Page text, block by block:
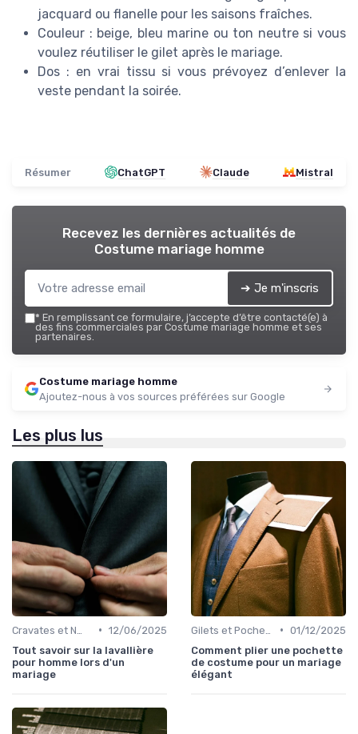
jacquard ou flanelle pour les saisons fraîches.
Couleur : beige, bleu marine ou ton neutre si vous
voulez réutiliser le gilet après le mariage.
Dos : en vrai tissu si vous prévoyez d’enlever la
veste pendant la soirée.
Résumer ChatGPT Claude Mistral
Recevez les dernières actualités de
Costume mariage homme
➔ Je m'inscris
* En remplissant ce formulaire, j’accepte d’être contacté(e) à
des fins commerciales par Costume mariage homme et ses
partenaires.
Costume mariage homme
Ajoutez-nous à vos sources préférées sur Google
Les plus lus
• 12/06/2025
Tout savoir sur la lavallière
pour homme lors d'un
mariage
• 01/12/2025
Comment plier une pochette
de costume pour un mariage
élégant